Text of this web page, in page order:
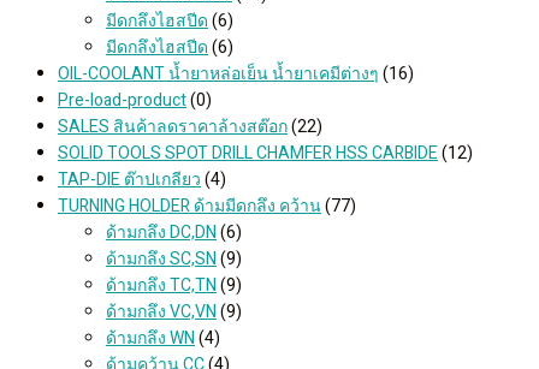
มีดกลึงไฮสปีด(6)
มีดกลึงไฮสปีด(6)
OIL-COOLANT น้ำยาหล่อเย็น น้ำยาเคมีต่างๆ(16)
Pre-load-product(0)
SALES สินค้าลดราคาล้างสต๊อก(22)
SOLID TOOLS SPOT DRILL CHAMFER HSS CARBIDE(12)
TAP-DIE ต๊าปเกลียว(4)
TURNING HOLDER ด้ามมีดกลึง คว้าน(77)
ด้ามกลึง DC,DN(6)
ด้ามกลึง SC,SN(9)
ด้ามกลึง TC,TN(9)
ด้ามกลึง VC,VN(9)
ด้ามกลึง WN(4)